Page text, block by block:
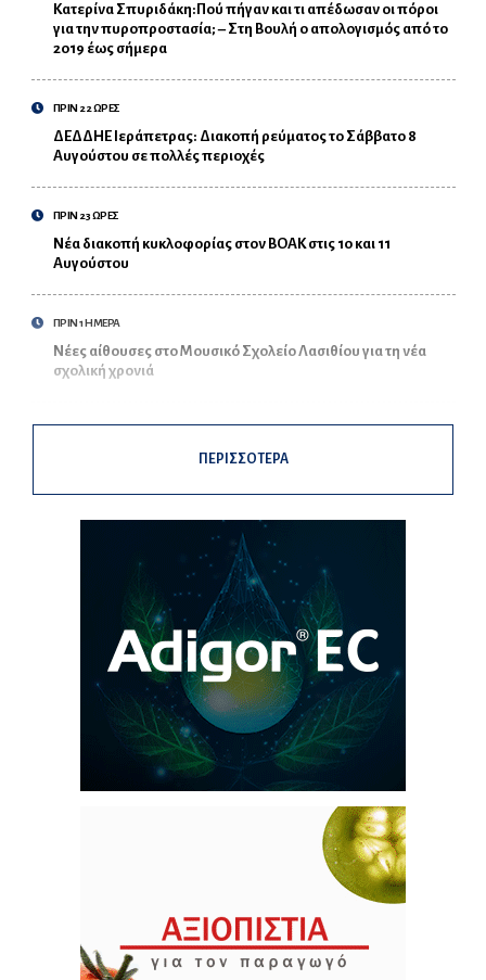
Κατερίνα Σπυριδάκη:Πού πήγαν και τι απέδωσαν οι πόροι
για την πυροπροστασία; – Στη Βουλή ο απολογισμός από το
2019 έως σήμερα
ΠΡΙΝ 22 ΩΡΕΣ
ΔΕΔΔΗΕ Ιεράπετρας: Διακοπή ρεύματος το Σάββατο 8
Αυγούστου σε πολλές περιοχές
ΠΡΙΝ 23 ΩΡΕΣ
Νέα διακοπή κυκλοφορίας στον ΒΟΑΚ στις 10 και 11
Αυγούστου
ΠΡΙΝ 1 ΗΜΕΡΑ
Νέες αίθουσες στο Μουσικό Σχολείο Λασιθίου για τη νέα
σχολική χρονιά
ΠΕΡΙΣΣΟΤΕΡΑ